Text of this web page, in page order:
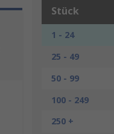
Stück
1 - 24
25 - 49
50 - 99
100 - 249
250 +